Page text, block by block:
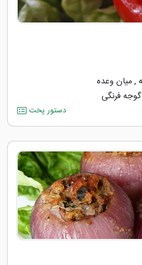
,میان وعده
گوجه ‌فرنگی
دستور پخت